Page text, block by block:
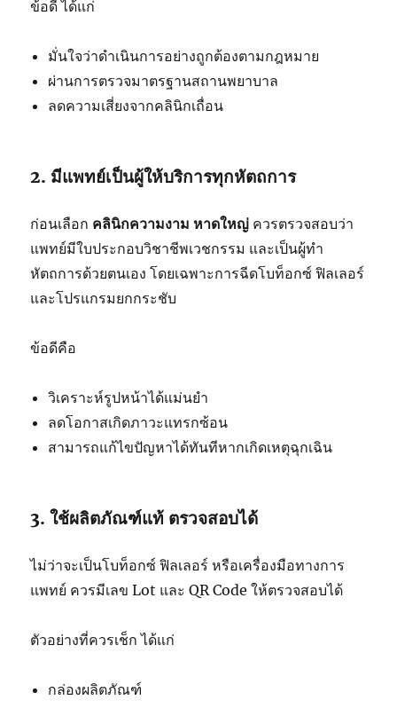
ข้อดี ได้แก่
มั่นใจว่าดำเนินการอย่างถูกต้องตามกฎหมาย
ผ่านการตรวจมาตรฐานสถานพยาบาล
ลดความเสี่ยงจากคลินิกเถื่อน
2. มีแพทย์เป็นผู้ให้บริการทุกหัตถการ
ก่อนเลือก คลินิกความงาม หาดใหญ่ ควรตรวจสอบว่า
แพทย์มีใบประกอบวิชาชีพเวชกรรม และเป็นผู้ทำ
หัตถการด้วยตนเอง โดยเฉพาะการฉีดโบท็อกซ์ ฟิลเลอร์
และโปรแกรมยกกระชับ
ข้อดีคือ
วิเคราะห์รูปหน้าได้แม่นยำ
ลดโอกาสเกิดภาวะแทรกซ้อน
สามารถแก้ไขปัญหาได้ทันทีหากเกิดเหตุฉุกเฉิน
3. ใช้ผลิตภัณฑ์แท้ ตรวจสอบได้
ไม่ว่าจะเป็นโบท็อกซ์ ฟิลเลอร์ หรือเครื่องมือทางการ
แพทย์ ควรมีเลข Lot และ QR Code ให้ตรวจสอบได้
ตัวอย่างที่ควรเช็ก ได้แก่
กล่องผลิตภัณฑ์